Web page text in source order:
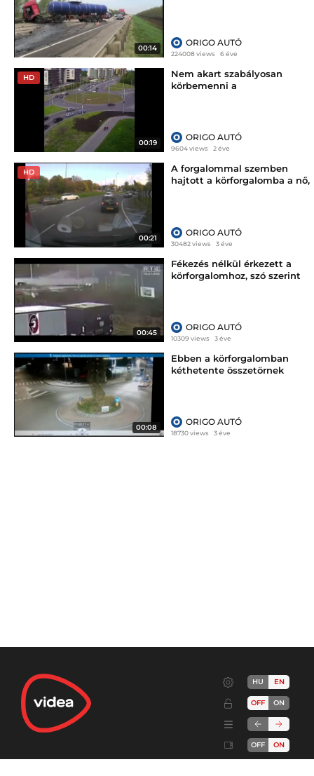
00:14
ORIGO AUTÓ
224008 views 6 éve
HD
00:19
Nem akart szabályosan
körbemenni a
ORIGO AUTÓ
9604 views 2 éve
HD
00:21
A forgalommal szemben
hajtott a körforgalomba a nő,
ORIGO AUTÓ
30482 views 3 éve
00:45
Fékezés nélkül érkezett a
körforgalomhoz, szó szerint
ORIGO AUTÓ
10309 views 3 éve
00:08
Ebben a körforgalomban
kéthetente összetörnek
ORIGO AUTÓ
18730 views 3 éve
HU EN
OFF ON
OFF ON